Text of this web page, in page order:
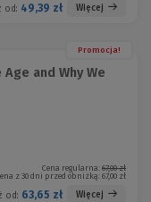
od: 49,39 zł Więcej
Promocja!
and Why We
Cena regularna: 67,00 zł
z 30 dni przed obniżką: 67,00 zł
od: 63,65 zł Więcej